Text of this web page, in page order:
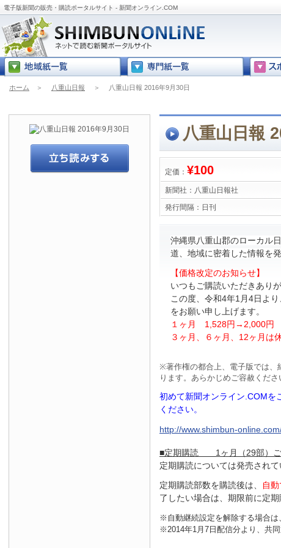
電子版新聞の販売・購読ポータルサイト - 新聞オンライン.COM
ホーム ＞ 八重山日報 ＞ 八重山日報 2016年9月30日
八重山日報
定価： ¥100
新聞社： 八重山日報社
発行間隔： 日刊
沖縄県八重山郡のローカル
道、地域に密着した情報を
【価格改定のお知らせ】
いつもご購読いただきあり
この度、令和4年1月4日よ
をお願い申し上げます。
１ヶ月 1,528円 →2,000円
３ヶ月、６ヶ月、 12ヶ月は
※著作権の都合上、電子版では、
ります。あらかじめご容赦くださ
初めて新聞オンライン.COMを
ください。
http://www.shimbun-
■定期購読 1ヶ月（29部）
定期購読については発売され
定期購読部数を購読後は、 自
了したい場合は、期限前に定
※自動継続設定を解除する場合は
※2014年1月7日配信分より、共